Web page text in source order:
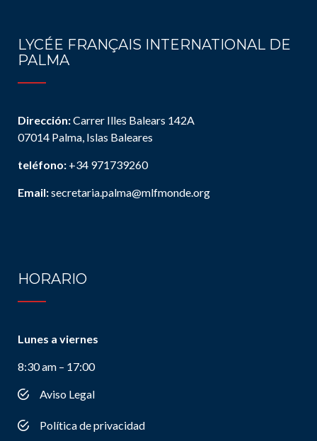
LYCÉE FRANÇAIS INTERNATIONAL DE
PALMA
Dirección:Carrer Illes Balears 142A
07014 Palma, Islas Baleares
teléfono: +34 971739260
Email:secretaria.palma@mlfmonde.org
HORARIO
Lunes a viernes
8:30 am – 17:00
Aviso Legal
Política de privacidad